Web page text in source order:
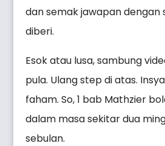
dan semak jawapan dengan
diberi.
Esok atau lusa, sambung
pula. Ulang step di atas.
faham. So, 1 bab Mathzier
dalam masa sekitar dua
sebulan.